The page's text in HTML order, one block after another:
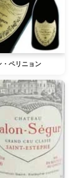
・ペリニョン